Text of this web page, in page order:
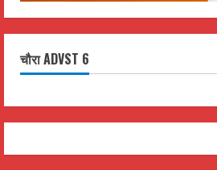
चौरा ADVST 6